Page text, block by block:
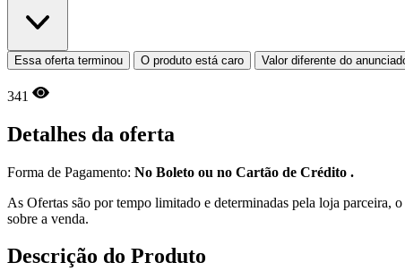
Essa oferta terminou O produto está caro Valor diferente do
341
Detalhes da oferta
Forma de Pagamento: No Boleto ou no Cartão de Crédito .
As Ofertas são por tempo limitado e determinadas pela loja parceira,
sobre a venda.
Descrição do Produto